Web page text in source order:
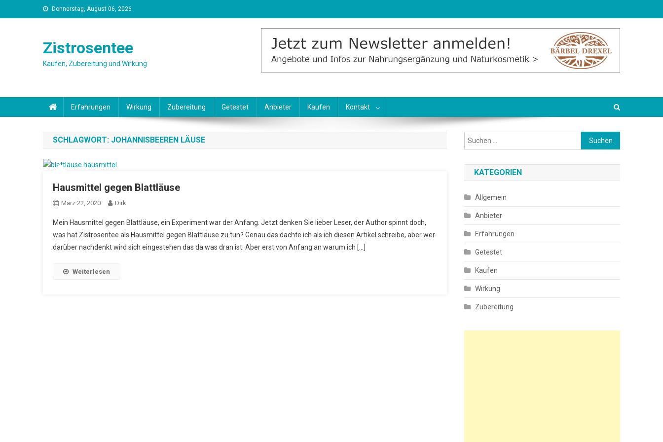
to
Donnerstag, August 06, 2026
Zistrosentee
Kaufen, Zubereitung und Wirkung
Erfahrungen Wirkung Zubereitung Getestet Anbieter Kaufen Kontakt
SCHLAGWORT: JOHANNISBEEREN LÄUSE
Hausmittel gegen Blattläuse
März 22, 2020 Dirk
Mein Hausmittel gegen Blattläuse, ein Experiment war der Anfang. Jetzt denken Sie lieber Leser, der Author spinnt doch,
was hat Zistrosentee als Hausmittel gegen Blattläuse zu tun? Genau das dachte ich als ich diesen Artikel schreibe, aber wer
darüber nachdenkt wird sich eingestehen das da was dran ist. Aber erst von Anfang an warum ich […]
Weiterlesen
Suchen
nach:
KATEGORIEN
Allgemein
Anbieter
Erfahrungen
Getestet
Kaufen
Wirkung
Zubereitung